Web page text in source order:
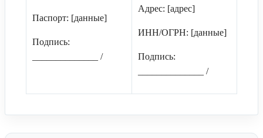
Паспорт: [данные]
Подпись:
______________ /
Адрес: [адрес]
ИНН/ОГРН: [данные]
Подпись:
______________ /